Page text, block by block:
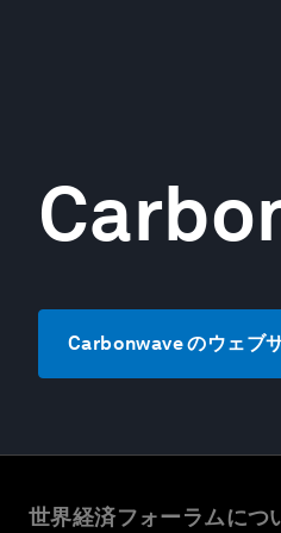
Carbonwave のウェブ
世界経済フォーラムにつ